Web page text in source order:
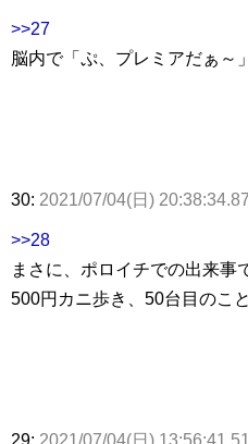
>>27
脳内で「ぷ、プレミアだぁ～
30: 2021/07/04(日)
>>28
まさに、ポロイチでの出来事
500円カニ歩き、50台目のこと